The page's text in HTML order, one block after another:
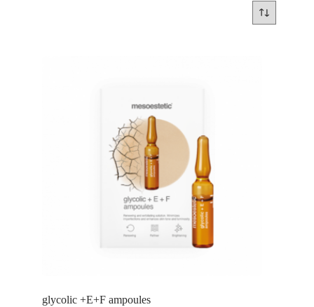
glycolic +E+F ampoules